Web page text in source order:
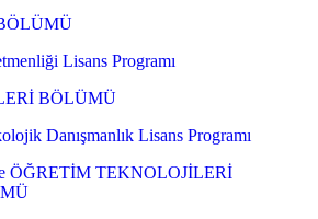
Lisans Programı
BÖLÜMÜ
Danışmanlık Lisans Programı
ÖĞRETİM TEKNOLOJİLERİ